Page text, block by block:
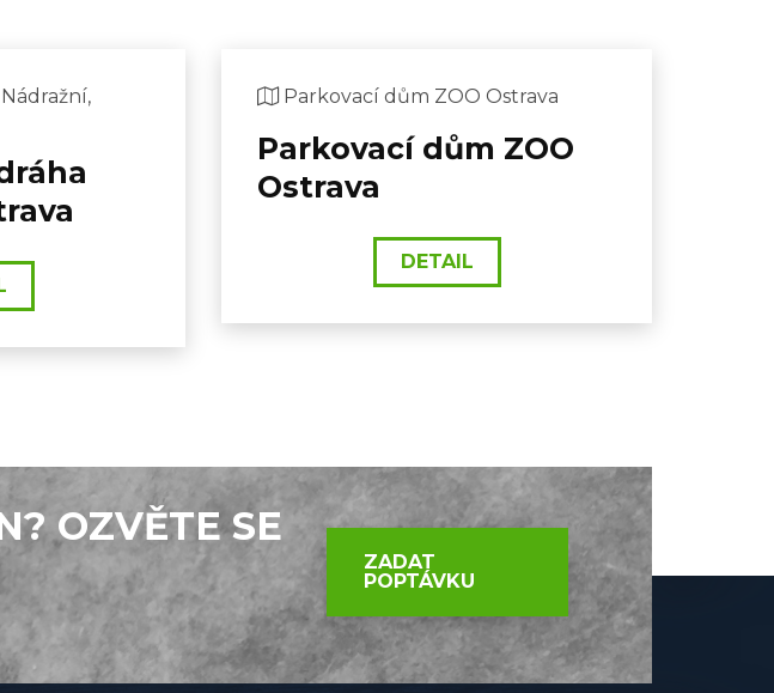
Parkovací dům ZOO Ostrava
Parkovací dům ZOO
Ostrava
DETAIL
OZVĚTE SE
ZADAT
POPTÁVKU